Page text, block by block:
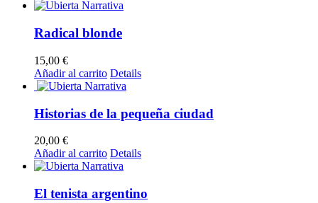
Radical blonde
15,00 €
Añadir al carrito Details
Historias de la pequeña ciudad
20,00 €
Añadir al carrito Details
El tenista argentino